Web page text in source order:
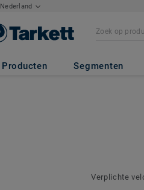
Nederland
Producten Segmenten
Verplichte